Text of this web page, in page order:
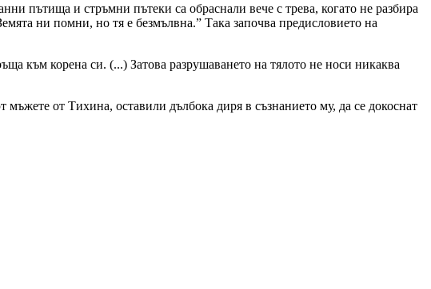
пътища и стръмни пътеки са обраснали вече с трева, когато не разбира
ни помни, но тя е безмълвна.” Така започва предисловието на
към корена си. (...) Затова разрушаването на тялото не носи никаква
от Тихина, оставили дълбока диря в съзнанието му, да се докоснат